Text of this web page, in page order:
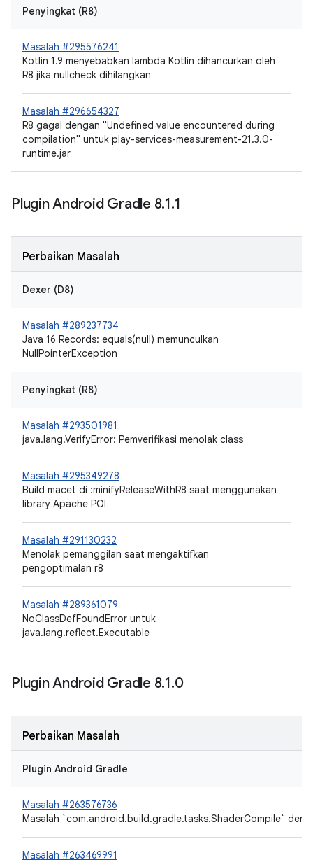
Penyingkat (R8)
Masalah #295576241
Kotlin 1.9 menyebabkan lambda Kotlin dihancurkan oleh
R8 jika nullcheck dihilangkan
Masalah #296654327
R8 gagal dengan "Undefined value encountered during
compilation" untuk play-services-measurement-21.3.0-
runtime.jar
Plugin Android Gradle 8.1.1
Perbaikan Masalah
Dexer (D8)
Masalah #289237734
Java 16 Records: equals(null) memunculkan
NullPointerException
Penyingkat (R8)
Masalah #293501981
java.lang.VerifyError: Pemverifikasi menolak class
Masalah #295349278
Build macet di :minifyReleaseWithR8 saat menggunakan
library Apache POI
Masalah #291130232
Menolak pemanggilan saat mengaktifkan
pengoptimalan r8
Masalah #289361079
NoClassDefFoundError untuk
java.lang.reflect.Executable
Plugin Android Gradle 8.1.0
Perbaikan Masalah
Plugin Android Gradle
Masalah #263576736
Masalah `com.android.build.gradle.tasks.ShaderCompile`
Masalah #263469991